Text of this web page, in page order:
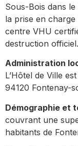
Sous-Bois dans
la prise en
centre VHU
destruction officiel.
Administration
L’Hôtel de Ville
94120 Fontenay-
Démographie et
couvrant une
habitants de